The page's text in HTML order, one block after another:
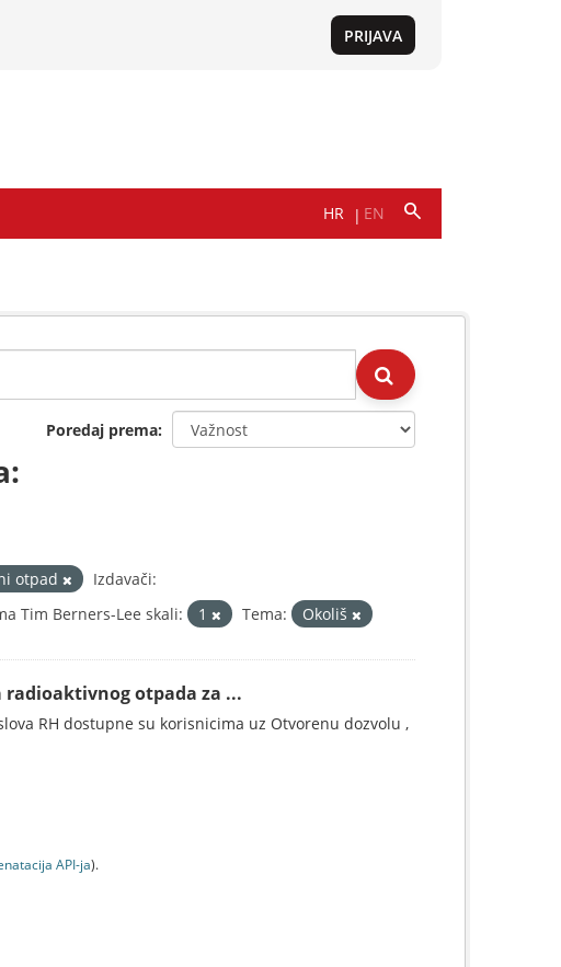
Poredaj prema
otpad
Izdavači:
Tim Berners-Lee skali: 1 Tema: Okoliš
radioaktivnog otpada za ...
RH dostupne su korisnicima uz Otvorenu dozvolu ,
API-jа).